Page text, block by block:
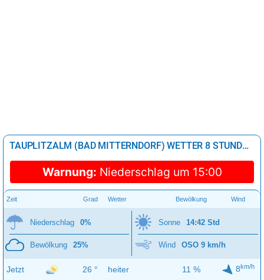
TAUPLITZALM (BAD MITTERNDORF) WETTER 8 STUNDEN
Warnung: Niederschlag um 15:00
Zeit Grad Wetter Bewölkung Wind
Niederschlag 0%
Bewölkung 25%
Sonne 14:42 Std
Wind OSO 9 km/h
Jetzt 26 ° heiter 11 % 8km/h